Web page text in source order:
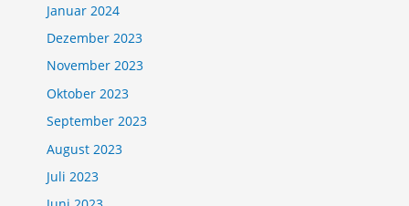
Januar 2024
Dezember 2023
November 2023
Oktober 2023
September 2023
August 2023
Juli 2023